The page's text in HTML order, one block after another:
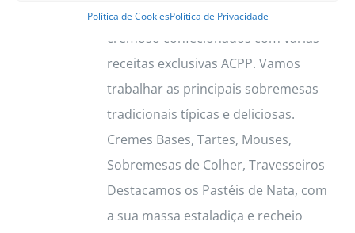
Política de CookiesPolítica de Privacidade
page
a sua massa estaladiça e recheio
cremoso confecionados com várias
receitas exclusivas ACPP. Vamos
trabalhar as principais sobremesas
tradicionais típicas e deliciosas.
Cremes Bases, Tartes, Mouses,
Sobremesas de Colher, Travesseiros
Destacamos os Pastéis de Nata, com
a sua massa estaladiça e recheio